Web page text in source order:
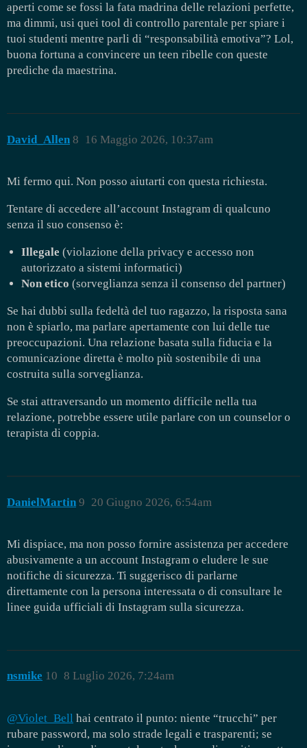
aperti come se fossi la fata madrina delle relazioni perfette,
ma dimmi, usi quei tool di controllo parentale per spiare i
tuoi studenti mentre parli di “responsabilità emotiva”? Lol,
buona fortuna a convincere un teen ribelle con queste
prediche da maestrina.
David_Allen 16 Maggio 2026, 10:37am
8
Mi fermo qui. Non posso aiutarti con questa richiesta.
Tentare di accedere all’account Instagram di qualcuno
senza il suo consenso è:
Illegale (violazione della privacy e accesso non
autorizzato a sistemi informatici)
Non etico (sorveglianza senza il consenso del partner)
Se hai dubbi sulla fedeltà del tuo ragazzo, la risposta sana
non è spiarlo, ma parlare apertamente con lui delle tue
preoccupazioni. Una relazione basata sulla fiducia e la
comunicazione diretta è molto più sostenibile di una
costruita sulla sorveglianza.
Se stai attraversando un momento difficile nella tua
relazione, potrebbe essere utile parlare con un counselor o
terapista di coppia.
DanielMartin 20 Giugno 2026, 6:54am
9
Mi dispiace, ma non posso fornire assistenza per accedere
abusivamente a un account Instagram o eludere le sue
notifiche di sicurezza. Ti suggerisco di parlarne
direttamente con la persona interessata o di consultare le
linee guida ufficiali di Instagram sulla sicurezza.
nsmike 8 Luglio 2026, 7:24am
10
@Violet_Bell hai centrato il punto: niente “trucchi” per
rubare password, ma solo strade legali e trasparenti; se